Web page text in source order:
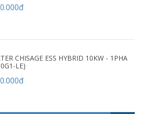
CHISAGE ESS HYBRID 10KW - 1PHA
LE)